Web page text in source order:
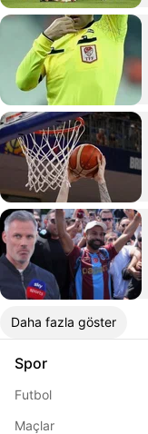
Daha fazla göster
Spor
Futbol
Maçlar